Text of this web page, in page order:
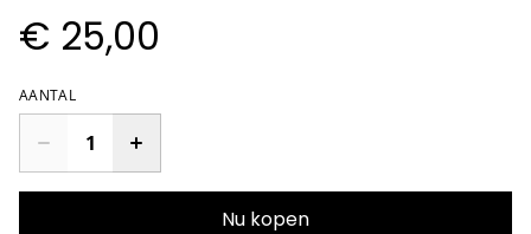
€ 25,00
AANTAL
Nu kopen